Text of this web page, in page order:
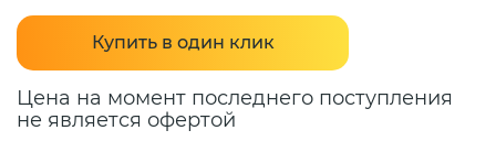
Купить в один клик
Цена на момент последнего поступления
не является офертой